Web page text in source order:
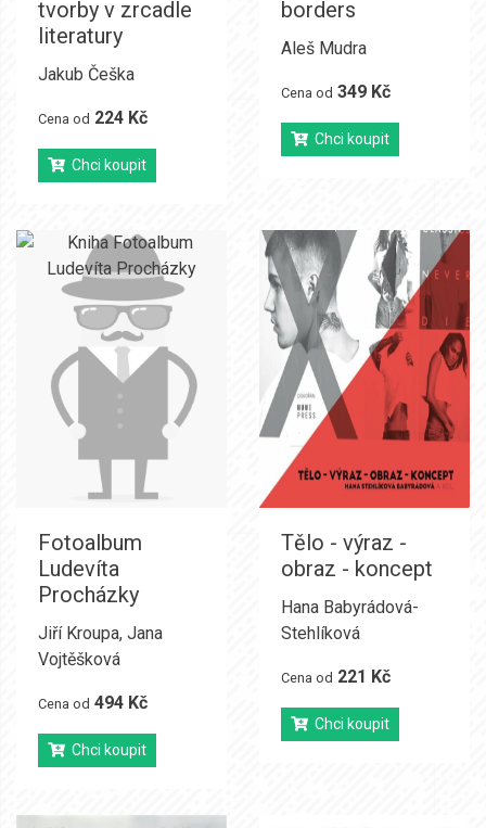
tvorby v zrcadle
literatury
Jakub Češka
Cena od 224 Kč
Chci koupit
borders
Aleš Mudra
Cena od 349 Kč
Chci koupit
Fotoalbum
Ludevíta
Procházky
Jiří Kroupa, Jana
Vojtěšková
Cena od 494 Kč
Chci koupit
Tělo - výraz -
obraz - koncept
Hana Babyrádová-
Stehlíková
Cena od 221 Kč
Chci koupit